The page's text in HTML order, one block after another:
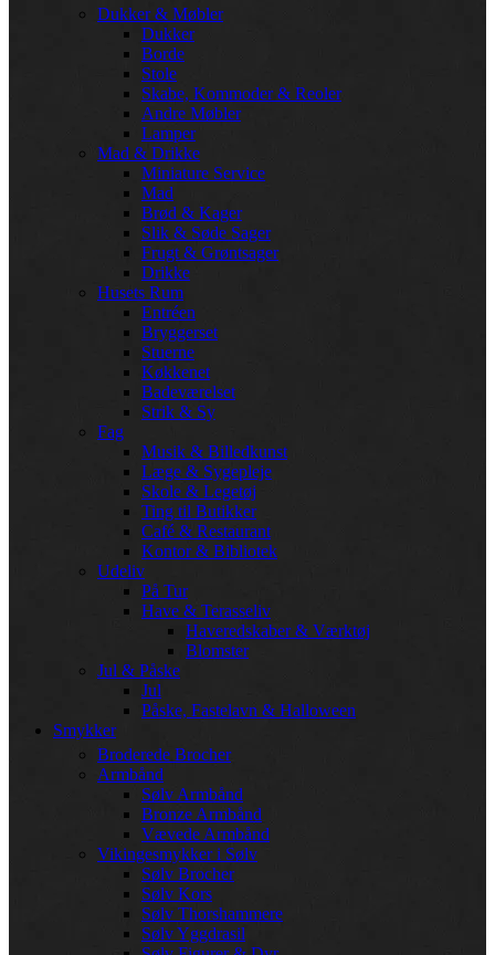
Dukker & Møbler
Dukker
Borde
Stole
Skabe, Kommoder & Reoler
Andre Møbler
Lamper
Mad & Drikke
Miniature Service
Mad
Brød & Kager
Slik & Søde Sager
Frugt & Grøntsager
Drikke
Husets Rum
Entréen
Bryggerset
Stuerne
Køkkenet
Badeværelset
Strik & Sy
Fag
Musik & Billedkunst
Læge & Sygepleje
Skole & Legetøj
Ting til Butikker
Café & Restaurant
Kontor & Bibliotek
Udeliv
På Tur
Have & Terasseliv
Haveredskaber & Værktøj
Blomster
Jul & Påske
Jul
Påske, Fastelavn & Halloween
Smykker
Broderede Brocher
Armbånd
Sølv Armbånd
Bronze Armbånd
Vævede Armbånd
Vikingesmykker i Sølv
Sølv Brocher
Sølv Kors
Sølv Thorshammere
Sølv Yggdrasil